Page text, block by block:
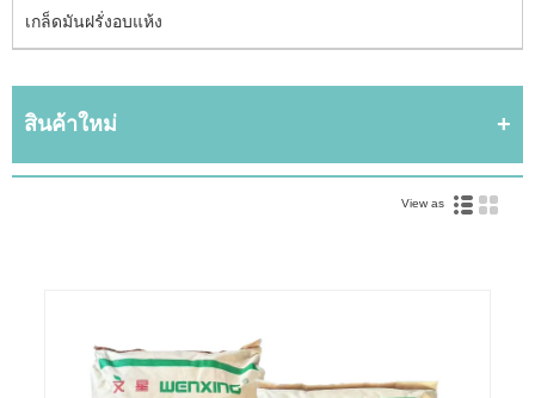
เกล็ดมันฝรั่งอบแห้ง
สินค้าใหม่
View as